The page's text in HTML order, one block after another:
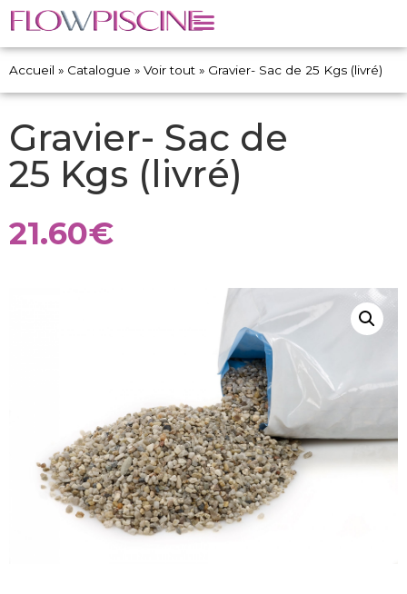
Accueil » Catalogue » Voir tout » Gravier- Sac de 25 Kgs (livré)
Gravier- Sac de
25 Kgs (livré)
21.60€